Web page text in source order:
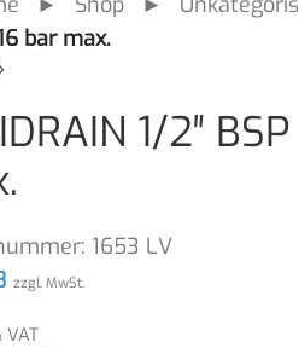
bar max.
1/2″
1653 LV
zzgl. MwSt.
VAT